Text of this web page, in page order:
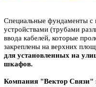
Специальные фундаменты с
устройствами (трубами
ввода кабелей, которые
закреплены на верхних
для установленных на
шкафов.
Компания "Вектор Связи"